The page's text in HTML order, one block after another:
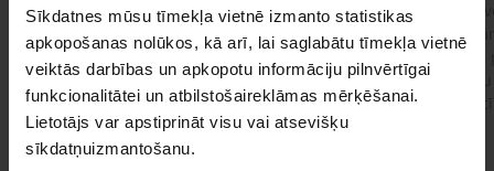
Sīkdatnes mūsu tīmekļa vietnē izmanto statistikas
apkopošanas nolūkos, kā arī, lai saglabātu tīmekļa vietnē
veiktās darbības un apkopotu informāciju pilnvērtīgai
funkcionalitātei un atbilstošaireklāmas mērķēšanai.
Lietotājs var apstiprināt visu vai atsevišķu
sīkdatņuizmantošanu.
#kakis #plevi